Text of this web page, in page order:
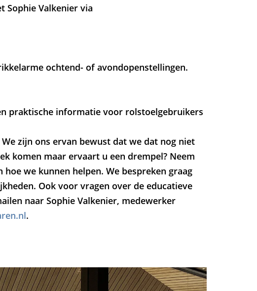
Sophie Valkenier via
ochtend- of avondopenstellingen.
praktische informatie voor rolstoelgebruikers
zijn ons ervan bewust dat we dat nog niet
komen maar ervaart u een drempel? Neem
we kunnen helpen. We bespreken graag
Ook voor vragen over de educatieve
naar Sophie Valkenier, medewerker
.